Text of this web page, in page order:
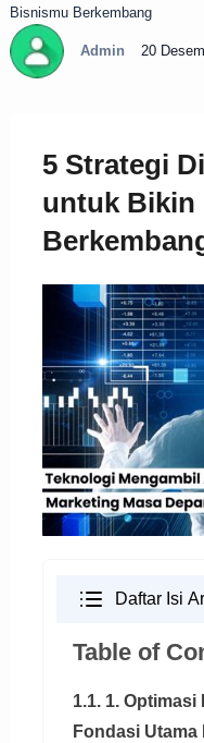
Bisnismu Berkembang
Admin 20
5 Strategi
untuk Bikin
Daftar Isi
Table of
1.1. 1. Optimasi
Fondasi